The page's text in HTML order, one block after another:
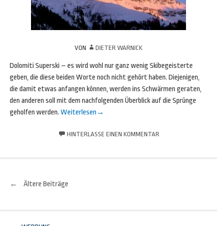
VON DIETER WARNICK
Dolomiti Superski – es wird wohl nur ganz wenig Skibegeisterte
geben, die diese beiden Worte noch nicht gehört haben. Diejenigen,
die damit etwas anfangen können, werden ins Schwärmen geraten,
den anderen soll mit dem nachfolgenden Überblick auf die Sprünge
geholfen werden. Weiterlesen →
HINTERLASSE EINEN KOMMENTAR
Beitrags-
← Ältere Beiträge